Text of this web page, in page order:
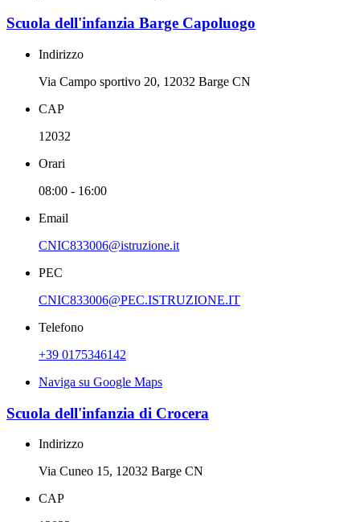
Scuola dell'infanzia Barge Capoluogo
Indirizzo
Via Campo sportivo 20, 12032 Barge CN
CAP
12032
Orari
08:00 - 16:00
Email
CNIC833006@istruzione.it
PEC
CNIC833006@PEC.ISTRUZIONE.IT
Telefono
+39 0175346142
Naviga su Google Maps
Scuola dell'infanzia di Crocera
Indirizzo
Via Cuneo 15, 12032 Barge CN
CAP